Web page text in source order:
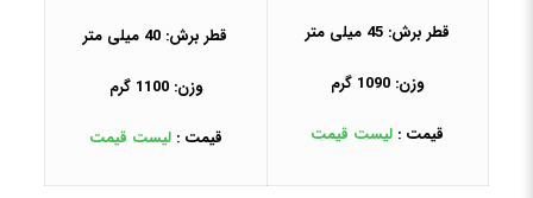
قطر برش: 45 میلی متر
وزن: 1090 گرم
قیمت : لیست قیمت
قطر برش: 40 میلی متر
وزن: 1100 گرم
قیمت :لیست قیمت